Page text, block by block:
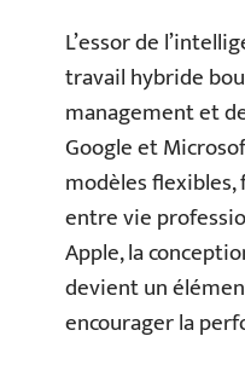
L’essor de
travail hybride
management et
Google et
modèles
entre vie
Apple, la
devient un
encourager la